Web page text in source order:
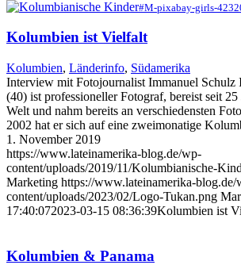
#M-pixabay-girls-
Kolumbien ist Vielfalt
Kolumbien, Länderinfo, Südamerika
Interview mit Fotojournalist Immanuel Schulz
(40) ist professioneller Fotograf, bereist seit 25
Welt und nahm bereits an verschiedensten
2002 hat er sich auf eine zweimonatige
1. November 2019
https://www.lateinamerika-blog.de/wp-
content/uploads/2019/11/Kolumbianische-
Marketing https://www.lateinamerika-blog.de/
content/uploads/2023/02/Logo-Tukan.png
17:40:072023-03-15 08:36:39Kolumbien ist
Kolumbien & Panama